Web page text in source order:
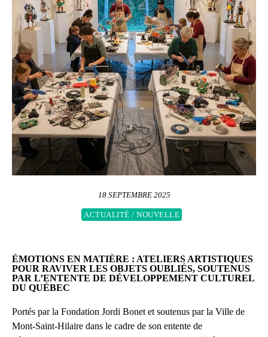
18 SEPTEMBRE 2025
ACTUALITÉ / NOUVELLE
ÉMOTIONS EN MATIÈRE : ATELIERS ARTISTIQUES
POUR RAVIVER LES OBJETS OUBLIÉS, SOUTENUS
PAR L’ENTENTE DE DÉVELOPPEMENT CULTUREL
DU QUÉBEC
Portés par la Fondation Jordi Bonet et soutenus par la Ville de
Mont-Saint-Hilaire dans le cadre de son entente de